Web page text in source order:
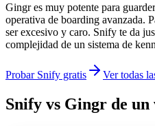
Gingr es muy potente para
operativa de boarding avanzada.
ser excesivo y caro. Snify te da
complejidad de un sistema de
Probar Snify gratis Ver todas
Snify vs Gingr de un